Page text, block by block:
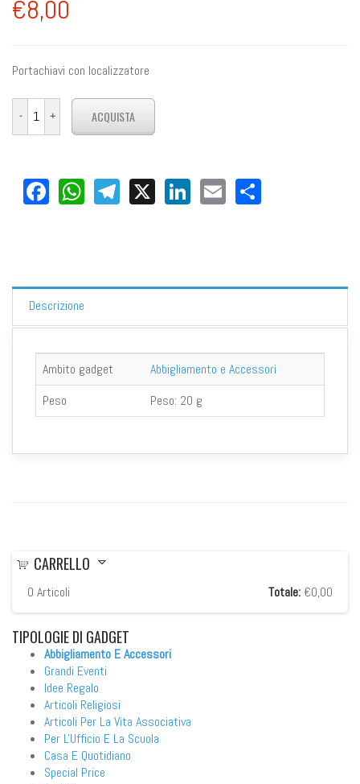
€8,00
Portachiavi con localizzatore
Facebook
WhatsApp
Telegram
X LinkedIn
Email
Descrizione
Ambito gadget
Abbigliamento e Accessori
Peso
Peso: 20 g
CARRELLO
0 Articoli Totale: €0,00
TIPOLOGIEDI GADGET
Abbigliamento E Accessori
Grandi Eventi
Idee Regalo
Articoli Religiosi
Articoli Per La Vita Associativa
Per L'Ufficio E La Scuola
Casa E Quotidiano
Special Price